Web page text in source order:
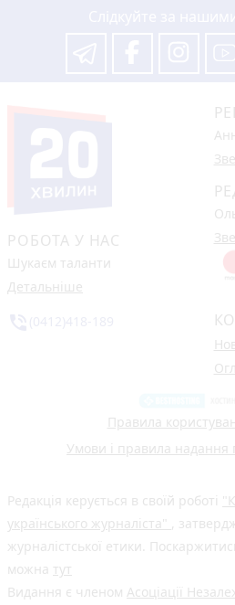
РОБОТА У НАС
Шукаєм таланти
Детальніше
Правила
Умови і правила надання
Редакція керується в своїй роботі
українського журналіста" ,
журналістської етики.
можна тут
Видання є членом Асоціації